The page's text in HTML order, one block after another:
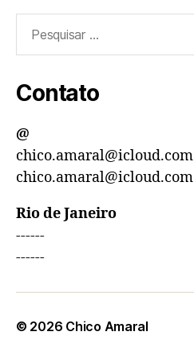
por:
Contato
@
chico.amaral@icloud.com
chico.amaral@icloud.com
Rio de Janeiro
------
------
© 2026 Chico Amaral